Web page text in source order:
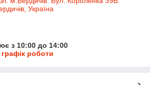
Україна
з 10:00 до 14:00
роботи